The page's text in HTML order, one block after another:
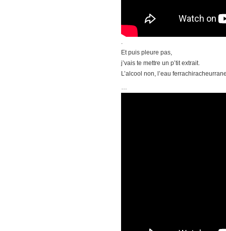
.
Et puis pleure pas,
j’vais te mettre un p’tit extrait.
L’alcool non, l’eau
…